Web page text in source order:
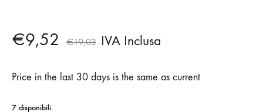
€9,52 €19,03 IVA Inclusa
Price in the last 30 days is the same as current
7 disponibili